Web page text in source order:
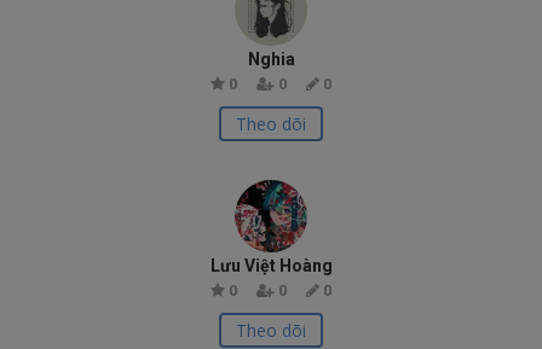
Nghia
0 0 0
Theo dõi
Lưu Việt Hoàng
0 0 0
Theo dõi